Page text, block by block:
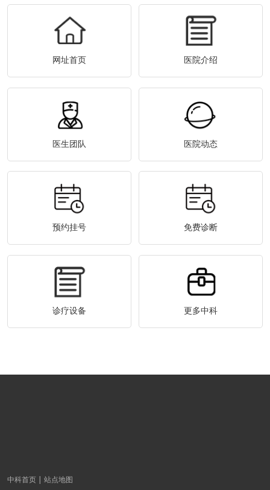
网址首页 医院介绍
医生团队 医院动态
预约挂号 免费诊断
诊疗设备 更多中科
中科首页 站点地图